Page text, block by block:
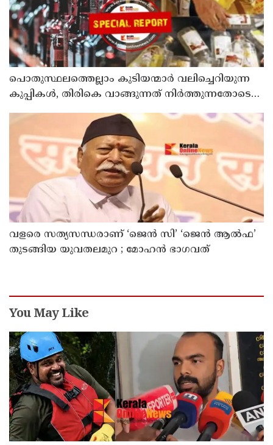
പൊതുസ്ഥലത്തെല്ലാം കുടിയന്മാര്‍ വലിച്ചെറിയുന്ന
കുപ്പികള്‍, തിരികെ വാങ്ങുന്നത് നിര്‍ത്തുന്നതോടെ
നിര്‍ത്തിയത് എന്തിന്? സര്‍ക്കാരിന്റേത് തലതിരിഞ്ഞ
തീരുമാനമോ?
വളരെ സത്യസന്ധരാണ് ‘ജെൻ സി’ ‘ജെൻ ആൽഫ’
തുടങ്ങിയ യുവതലമുറ ; മോഹൻ ഭാഗവത്
You May Like